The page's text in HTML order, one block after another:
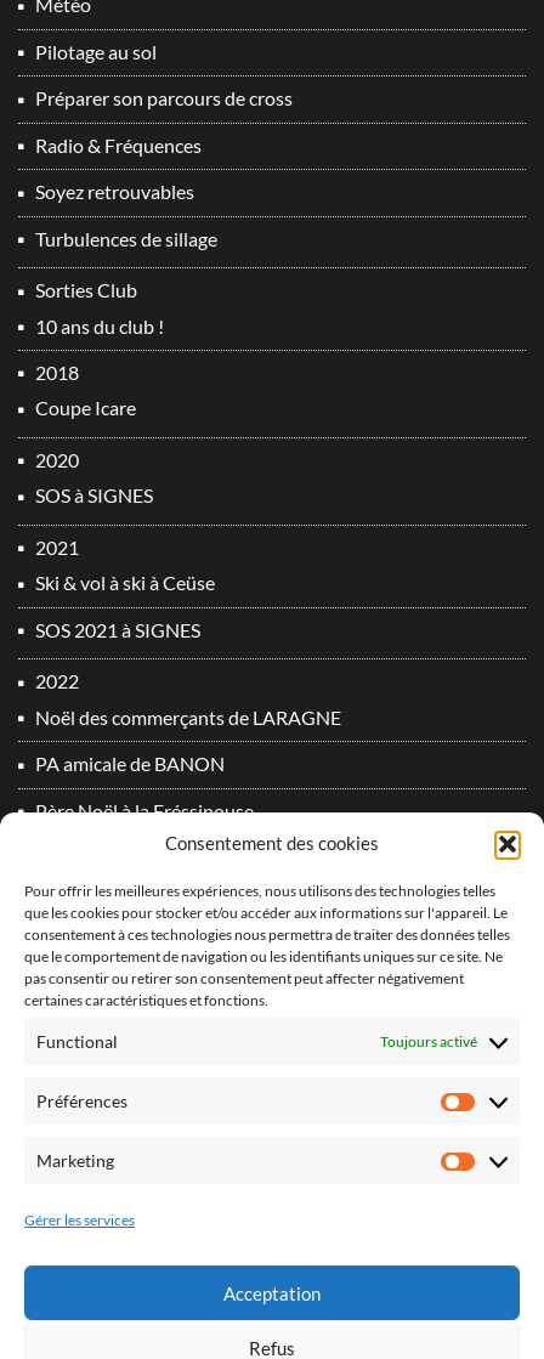
Consentement des cookies
Pour offrir les meilleures expériences, nous utilisons des technologies telles
que les cookies pour stocker et/ou accéder aux informations sur l'appareil. Le
consentement à ces technologies nous permettra de traiter des données telles
que le comportement de navigation ou les identifiants uniques sur ce site. Ne
pas consentir ou retirer son consentement peut affecter négativement
certaines caractéristiques et fonctions.
Functional Toujours activé
Préférences
Marketing
Gérer les services
Acceptation
Refus
Météo
Pilotage au sol
Préparer son parcours de cross
Radio & Fréquences
Soyez retrouvables
Turbulences de sillage
Sorties Club
10 ans du club !
2018
Coupe Icare
2020
SOS à SIGNES
2021
Ski & vol à ski à Ceüse
SOS 2021 à SIGNES
2022
Noël des commerçants de LARAGNE
PA amicale de BANON
Père Noël à la Fréssinouse
SOS 2022 à SIGNES
2023
Du plomb dans l’aile 2° Edition !
vidéo PA Oraison 2
2024
SOS 2024 à SIGNES
2025
Vol et repas du nouvel an